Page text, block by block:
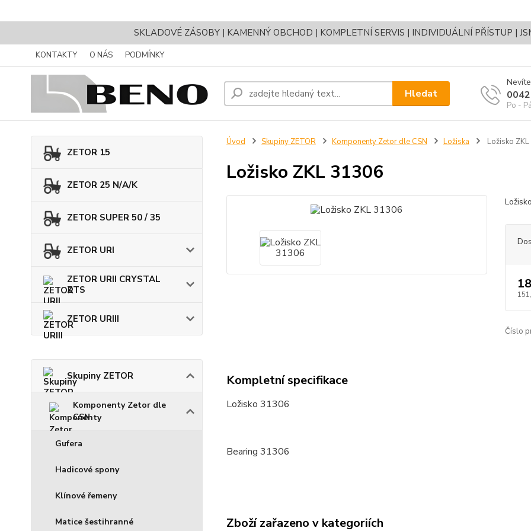
SKLADOVÉ ZÁSOBY | KAMENNÝ OBCHOD | KOMPLETNÍ SERVIS | INDIVIDUÁLNÍ PŘÍSTUP |
KONTAKTY O NÁS PODMÍNKY
Hledat
Po -
ZETOR 15
ZETOR 25 N/A/K
ZETOR SUPER 50 / 35
ZETOR URI
ZETOR URII CRYSTAL
ZTS
ZETOR URIII
Skupiny ZETOR
Komponenty Zetor dle
CSN
Gufera
Hadicové spony
Klínové řemeny
Matice šestihranné
Úvod Skupiny ZETOR Komponenty Zetor dle CSN Ložiska Ložisko
Ložisko ZKL 31306
Číslo
Kompletní specifikace
Ložisko 31306
Bearing 31306
Zboží zařazeno v kategoriích